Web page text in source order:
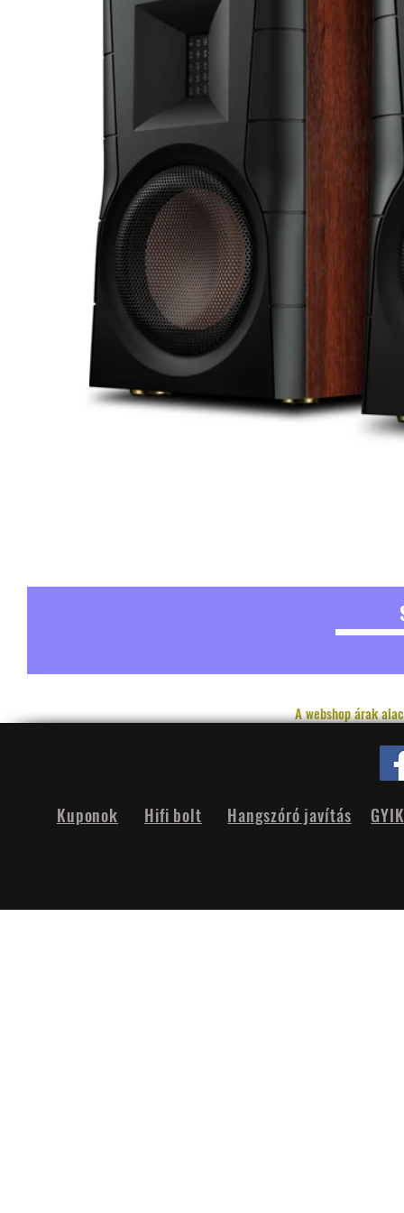
A webshop árak
Hifi bolt
Kuponok Hangszóró javítás GYIK